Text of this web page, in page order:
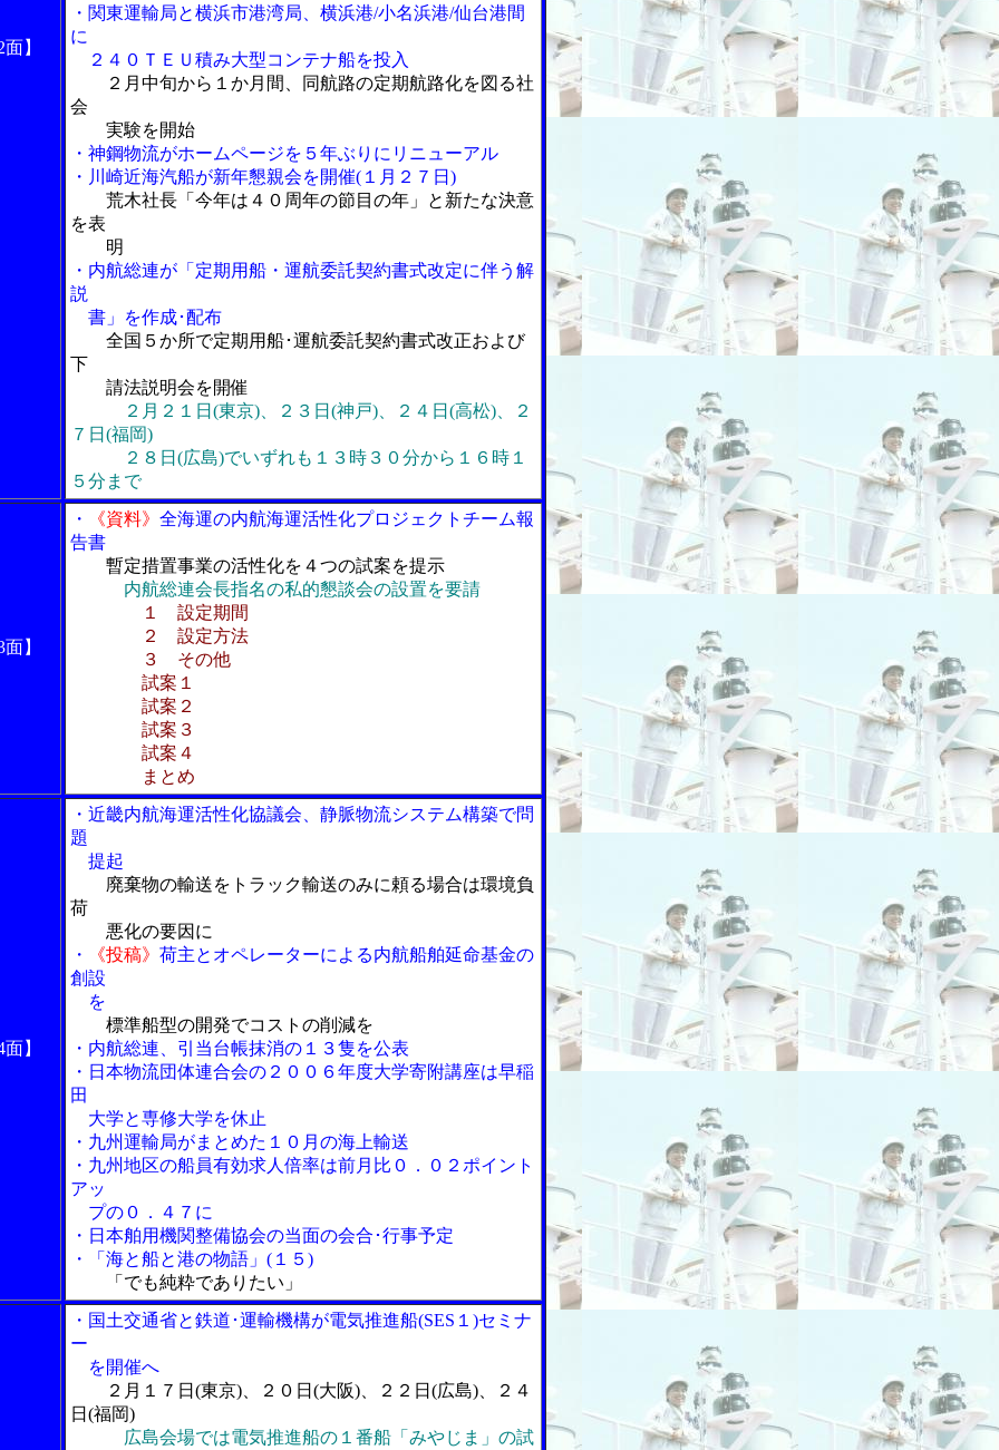
】
・関東運輸局と横浜市港湾局、横浜港/小名浜港/仙台港間
に
２４０ＴＥＵ積み大型コンテナ船を投入
２月中旬から１か月間、同航路の定期航路化を図る社
会
実験を開始
・神鋼物流がホームページを５年ぶりにリニューアル
・川崎近海汽船が新年懇親会を開催(１月２７日)
荒木社長「今年は４０周年の節目の年」と新たな決意
を表
明
・内航総連が「定期用船・運航委託契約書式改定に伴う解
説
書」を作成･配布
全国５か所で定期用船･運航委託契約書式改正および
下
請法説明会を開催
２月２１日(東京)、２３日(神戸)、２４日(高松)、２
７日(福岡)
２８日(広島)でいずれも１３時３０分から１６時１
５分まで
】
・ 《資料》 全海運の内航海運活性化プロジェクトチーム報
告書
暫定措置事業の活性化を４つの試案を提示
内航総連会長指名の私的懇談会の設置を要請
１ 設定期間
２ 設定方法
３ その他
試案１
試案２
試案３
試案４
まとめ
】
・近畿内航海運活性化協議会、静脈物流システム構築で問
題
提起
廃棄物の輸送をトラック輸送のみに頼る場合は環境負
荷
悪化の要因に
・
《投稿》 荷主とオペレーターによる内航船舶延命基金の
創設
を
標準船型の開発でコストの削減を
・内航総連、引当台帳抹消の１３隻を公表
・日本物流団体連合会の２００６年度大学寄附講座は早稲
田
大学と専修大学を休止
・九州運輸局がまとめた１０月の海上輸送
・九州地区の船員有効求人倍率は前月比０．０２ポイント
アッ
プの０．４７に
・日本舶用機関整備協会の当面の会合･行事予定
・「海と船と港の物語」(１５)
「でも純粋でありたい」
・国土交通省と鉄道･運輸機構が電気推進船(SES１)セミナ
ー
を開催へ
２月１７日(東京)、２０日(大阪)、２２日(広島)、２４
日(福岡)
広島会場では電気推進船の１番船「みやじま」の試